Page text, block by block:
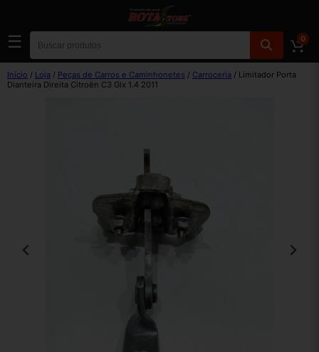
☰ 0
Início / Loja / Peças de Carros e Caminhonetes / Carroceria / Limitador Porta
Dianteira Direita Citroën C3 Glx 1.4 2011